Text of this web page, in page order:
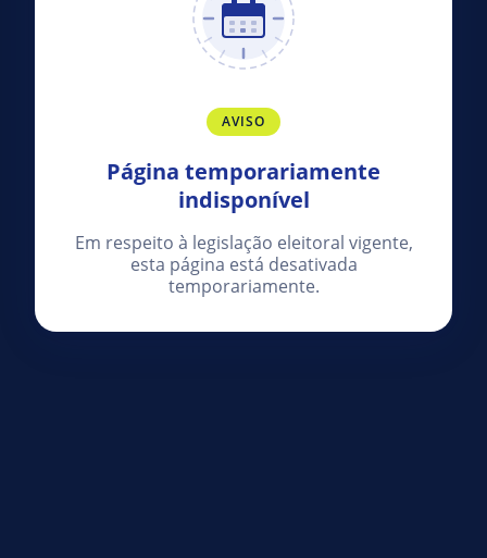
AVISO
Página temporariamente
indisponível
Em respeito à legislação eleitoral vigente,
esta página está desativada
temporariamente.